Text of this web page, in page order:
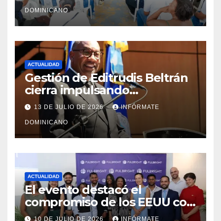
DOMINICANO
ACTUALIDAD
Gestión de Editrudis Beltrán
cierra impulsando
modernización, expansión y
transformación institucional
13 DE JULIO DE 2026 INFÓRMATE
DOMINICANO
ACTUALIDAD
El evento destacó el
compromiso de los EEUU con
el liderazgo, la innovación y la
10 DE JULIO DE 2026 INFÓRMATE